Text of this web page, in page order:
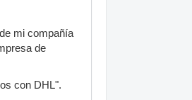
mi compañía
de
con DHL".